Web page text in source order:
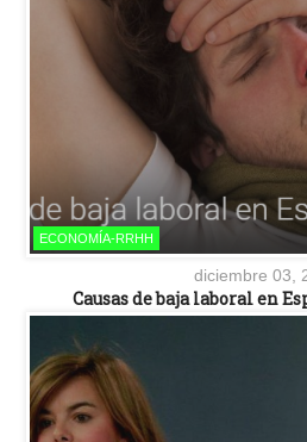
ECONOMÍA-RRHH
diciembre 03,
Causas de baja laboral en